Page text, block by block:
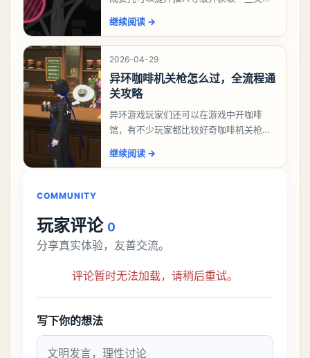
么做，今天游戏熊就来告诉大家。异环异
象委托唤孤归任务攻
继续阅读 →
2026-04-29
异环咖啡机关枪怎么过，全流程通
关攻略
异环游戏玩家们还可以在游戏中开咖啡
馆，有不少玩家都比较好奇咖啡机关枪应
机关枪攻略。异环咖啡机关枪怎么过一、
继续阅读 →
COMMUNITY
玩家评论 0
分享真实体验，友善交流。
评论暂时无法加载，请稍后重试。
写下你的想法